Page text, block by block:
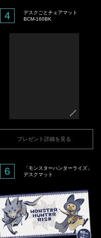
4
デスクごとチェアマット
BCM-160BK
プレゼント詳細を見る
6
「モンスターハンターライズ」
デスクマット